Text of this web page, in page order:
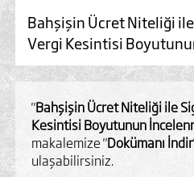
Bahşişin Ücret Niteliği
Vergi Kesintisi
"Bahşişin Ücret Niteliği ile
Kesintisi Boyutunun
makalemize "Dokümanı İndir
ulaşabilirsiniz.